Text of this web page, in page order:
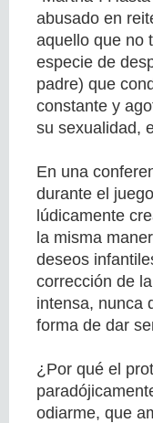
abusado en
aquello que no
especie de
padre) que
constante y
su sexualidad,
En una
durante el
lúdicamente
la misma
deseos
corrección de
intensa, nunca
forma de dar
¿Por qué el
odiarme, que